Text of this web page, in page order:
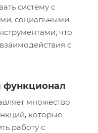
систему с
социальными
что
с
множество
которые
работу с